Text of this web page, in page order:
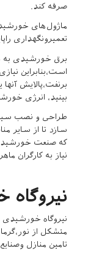
صرفه کند.
ماژول‌های
تعمیرونگهداری
برق خورشیدی به
است،بنابراین
برنفت،پالایش
بینید، انرژی
سازد تا از سایر
که صنعت
نیاز به کارگران
نیروگاه
متشکل از
تامین منازل